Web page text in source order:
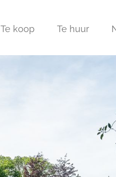
Te koop Te huur